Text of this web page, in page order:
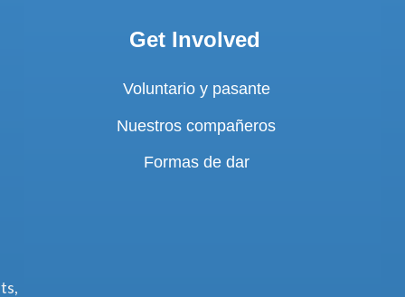
Get Involved
Voluntario y pasante
Nuestros compañeros
Formas de dar